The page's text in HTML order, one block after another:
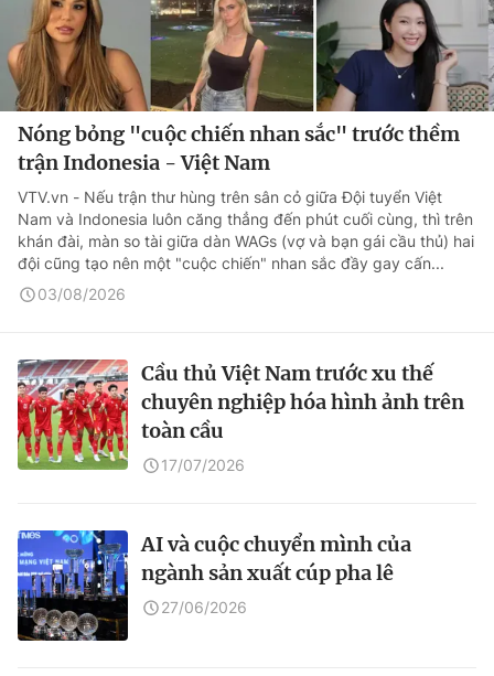
Nóng bỏng "cuộc chiến nhan sắc" trước thềm
trận Indonesia - Việt Nam
VTV.vn - Nếu trận thư hùng trên sân cỏ giữa Đội tuyển Việt
Nam và Indonesia luôn căng thẳng đến phút cuối cùng, thì trên
khán đài, màn so tài giữa dàn WAGs (vợ và bạn gái cầu thủ) hai
đội cũng tạo nên một "cuộc chiến" nhan sắc đầy gay cấn...
03/08/2026
Cầu thủ Việt Nam trước xu thế
chuyên nghiệp hóa hình ảnh trên
toàn cầu
17/07/2026
AI và cuộc chuyển mình của
ngành sản xuất cúp pha lê
27/06/2026